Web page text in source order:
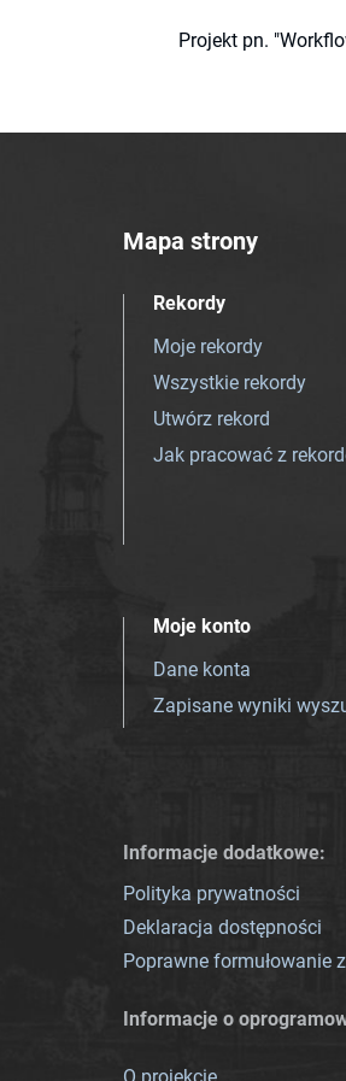
Projekt pn.
Mapa strony
Rekordy
Moje rekordy
Wszystkie rekordy
Utwórz rekord
Jak pracować z
Moje konto
Dane konta
Zapisane wyniki
Informacje dodatkowe:
Polityka prywatności
Deklaracja dostępności
Poprawne formułowanie
Informacje o